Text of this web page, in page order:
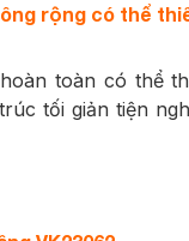
rộng có thể
toàn có thể
tối giản tiện